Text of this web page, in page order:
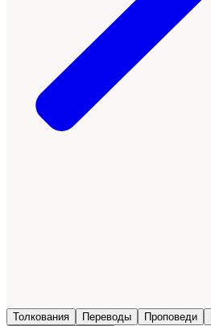
Толкования Переводы Проповеди